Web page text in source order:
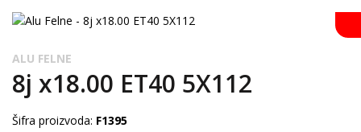
ALU FELNE
8j x18.00 ET40 5X112
Šifra proizvoda: F1395